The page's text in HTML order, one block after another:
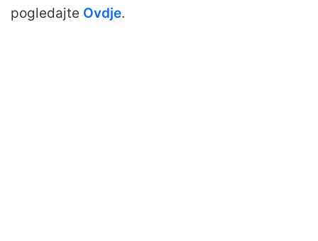
pogledajte Ovdje.